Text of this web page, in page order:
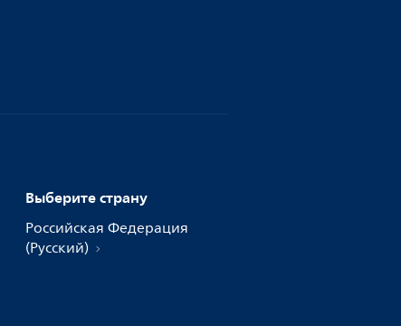
Выберите страну
Российская Федерация
(Русский)